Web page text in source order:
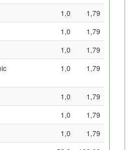
1,0
1,79
1,0
1,79
1,0
1,79
1,0 1,79
1,0
1,79
1,0
1,79
1,0
1,79